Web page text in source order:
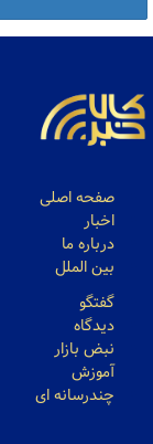
صفحه اصلی
اخبار
درباره ما
بین الملل
گفتگو
دیدگاه
نبض بازار
آموزش
چندرسانه ای